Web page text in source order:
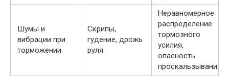
Шумы и
вибрации при
торможении
Скрипы,
гудение, дрожь
руля
Неравномерное
распределение
тормозного
усилия,
опасность
проскальзывания